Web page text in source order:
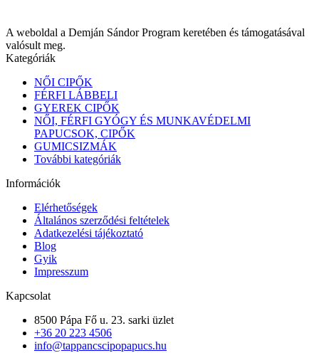
A weboldal a Demján Sándor Program keretében és támogatásával
valósult meg.
Kategóriák
NŐI CIPŐK
FÉRFI LÁBBELI
GYEREK CIPŐK
NŐI, FÉRFI GYÓGY ÉS MUNKAVÉDELMI
PAPUCSOK, CIPŐK
GUMICSIZMÁK
További kategóriák
Információk
Elérhetőségek
Általános szerződési feltételek
Adatkezelési tájékoztató
Blog
Gyik
Impresszum
Kapcsolat
8500 Pápa Fő u. 23. sarki üzlet
+36 20 223 4506
info@tappancscipopapucs.hu